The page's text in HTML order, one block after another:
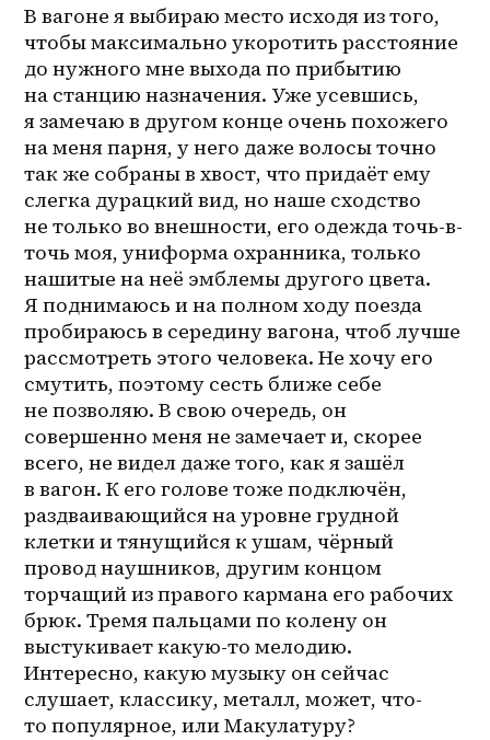
В вагоне я выбираю место исходя из того,
чтобы максимально укоротить расстояние
до нужного мне выхода по прибытию
на станцию назначения. Уже усевшись,
я замечаю в другом конце очень похожего
на меня парня, у него даже волосы точно
так же собраны в хвост, что придаёт ему
слегка дурацкий вид, но наше сходство
не только во внешности, его одежда точь-в-
точь моя, униформа охранника, только
нашитые на неё эмблемы другого цвета.
Я поднимаюсь и на полном ходу поезда
пробираюсь в середину вагона, чтоб лучше
рассмотреть этого человека. Не хочу его
смутить, поэтому сесть ближе себе
не позволяю. В свою очередь, он
совершенно меня не замечает и, скорее
всего, не видел даже того, как я зашёл
в вагон. К его голове тоже подключён,
раздваивающийся на уровне грудной
клетки и тянущийся к ушам, чёрный
провод наушников, другим концом
торчащий из правого кармана его рабочих
брюк. Тремя пальцами по колену он
выстукивает какую-то мелодию.
Интересно, какую музыку он сейчас
слушает, классику, металл, может, что-
то популярное, или Макулатуру?